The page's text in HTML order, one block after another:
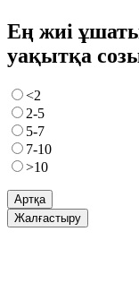
Ең жиі
уақытқа
<2
2-5
5-7
7-10
>10
Артқа
Жалғастыру